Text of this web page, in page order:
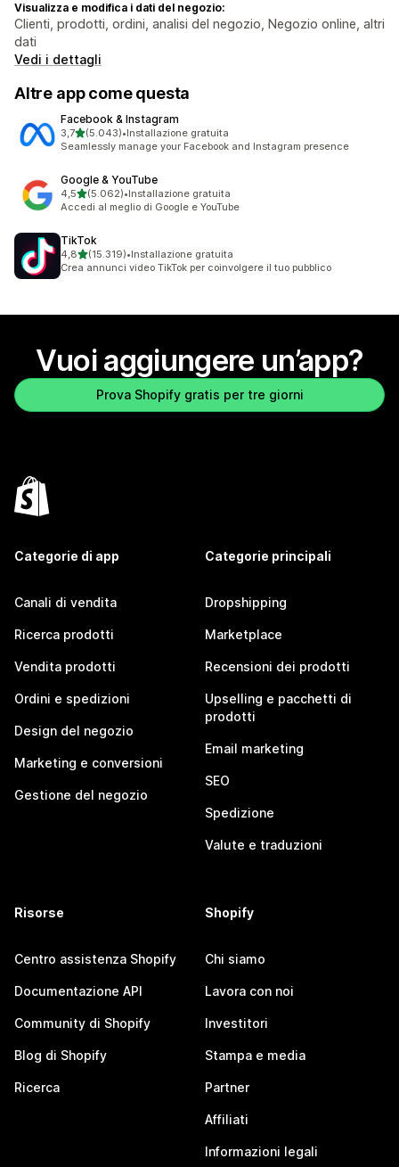
Visualizza e modifica i dati del negozio:
Clienti, prodotti, ordini, analisi del negozio, Negozio online, altri
dati
Vedi i dettagli
Altre app come questa
Facebook & Instagram
3,7stelle su 5
(5.043)
5043 recensioni totali
•Installazione gratuita
Seamlessly manage your Facebook and Instagram presence
Google & YouTube
4,5stelle su 5
(5.062)
5062 recensioni totali
•Installazione gratuita
Accedi al meglio di Google e YouTube
TikTok
4,8stelle su 5
(15.319)
15319 recensioni totali
•Installazione gratuita
Crea annunci video TikTok per coinvolgere il tuo pubblico
Vuoi aggiungere un’app?
Prova Shopify gratis per tre giorni
Categorie di app
Canali di vendita
Ricerca prodotti
Vendita prodotti
Ordini e spedizioni
Design del negozio
Marketing e conversioni
Gestione del negozio
Categorie principali
Dropshipping
Marketplace
Recensioni dei prodotti
Upselling e pacchetti di
prodotti
Email marketing
SEO
Spedizione
Valute e traduzioni
Risorse
Centro assistenza Shopify
Documentazione API
Community di Shopify
Blog di Shopify
Ricerca
Shopify
Chi siamo
Lavora con noi
Investitori
Stampa e media
Partner
Affiliati
Informazioni legali